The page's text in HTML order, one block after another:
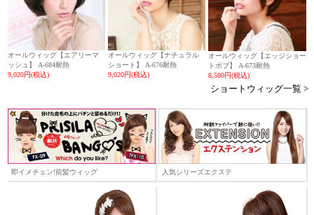
オールウィッグ【エアリーマ
ッシュ】 A-684耐熱
9,020円(税込)
オールウィッグ【ナチュラル
ショート】 A-676耐熱
9,020円(税込)
オールウィッグ【エッジショー
トボブ】 A-673耐熱
8,580円(税込)
ショートウィッグ一覧 >
即イメチェン!前髪ウィッグ 人気シリーズエクステ